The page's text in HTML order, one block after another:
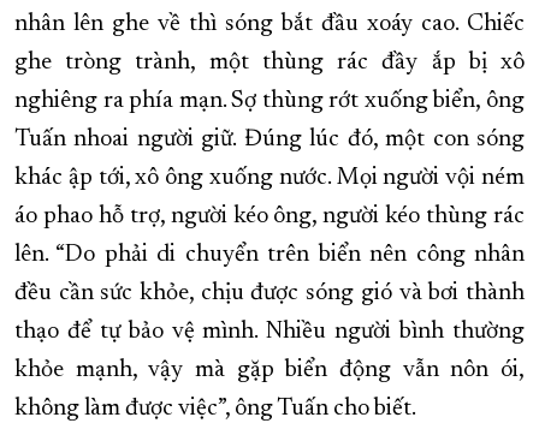
nhân lên ghe về thì sóng bắt đầu xoáy cao. Chiếc
ghe tròng trành, một thùng rác đầy ắp bị xô
nghiêng ra phía mạn. Sợ thùng rớt xuống biển, ông
Tuấn nhoai người giữ. Đúng lúc đó, một con sóng
khác ập tới, xô ông xuống nước. Mọi người vội ném
áo phao hỗ trợ, người kéo ông, người kéo thùng rác
lên. “Do phải di chuyển trên biển nên công nhân
đều cần sức khỏe, chịu được sóng gió và bơi thành
thạo để tự bảo vệ mình. Nhiều người bình thường
khỏe mạnh, vậy mà gặp biển động vẫn nôn ói,
không làm được việc”, ông Tuấn cho biết.